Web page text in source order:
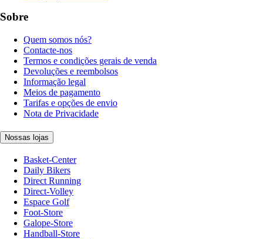
Sobre
Quem somos nós?
Contacte-nos
Termos e condições gerais de venda
Devoluções e reembolsos
Informação legal
Meios de pagamento
Tarifas e opções de envio
Nota de Privacidade
Nossas lojas
Basket-Center
Daily Bikers
Direct Running
Direct-Volley
Espace Golf
Foot-Store
Galope-Store
Handball-Store